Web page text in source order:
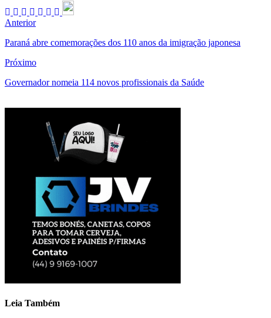
Anterior
Paraná abre comemorações dos 110 anos da imigração japonesa
Próximo
Governador nomeia 114 novos profissionais da Saúde
Leia Também